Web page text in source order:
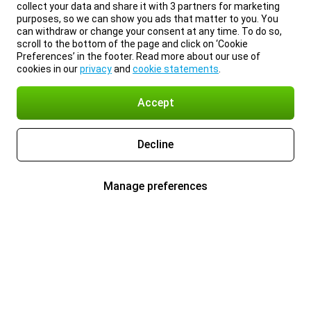
collect your data and share it with 3 partners for marketing
purposes, so we can show you ads that matter to you. You
can withdraw or change your consent at any time. To do so,
scroll to the bottom of the page and click on ‘Cookie
Preferences’ in the footer. Read more about our use of
cookies in ourprivacyand cookie statements
Accept
Decline
Manage preferences